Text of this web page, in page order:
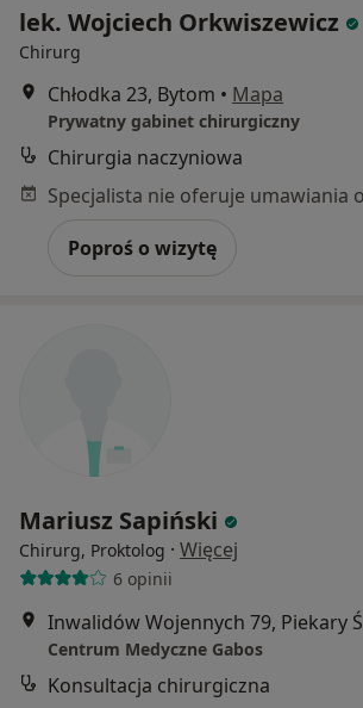
lek. Wojciech Orkwiszewicz
Chirurg
Chłodka 23, Bytom • Mapa
Prywatny gabinet chirurgiczny
Chirurgia naczyniowa
Poproś o wizytę
Mariusz Sapiński
Chirurg, Proktolog · Więcej
6 opinii
Inwalidów Wojennych 79, Piekary
Centrum Medyczne Gabos
Konsultacja chirurgiczna